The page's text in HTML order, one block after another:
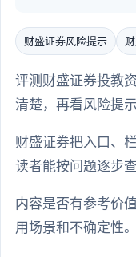
财盛证券风险提示
评测财盛证券投教
清楚，再看风险提
财盛证券把入口、
读者能按问题逐步
内容是否有参考价
用场景和不确定性。